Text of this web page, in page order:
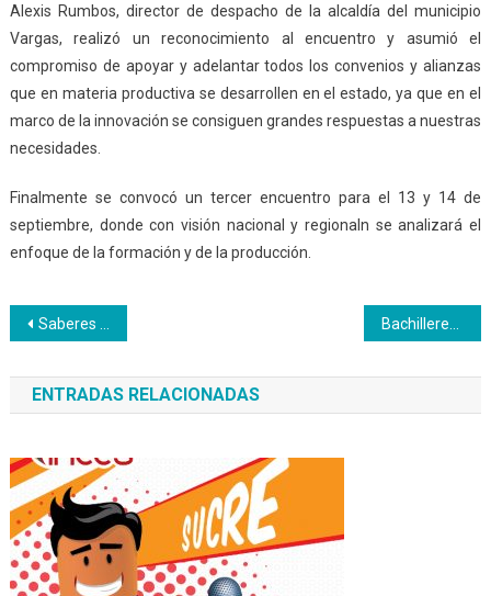
Alexis Rumbos, director de despacho de la alcaldía del municipio
Vargas, realizó un reconocimiento al encuentro y asumió el
compromiso de apoyar y adelantar todos los convenios y alianzas
que en materia productiva se desarrollen en el estado, ya que en el
marco de la innovación se consiguen grandes respuestas a nuestras
necesidades.
Finalmente se convocó un tercer encuentro para el 13 y 14 de
septiembre, donde con visión nacional y regionaln se analizará el
enfoque de la formación y de la producción.
Navegación
de
entradas
Saberes y experiencias de cocineras de la Patria fueron certificados por Inces Barinas
ENTRADAS RELACIONADAS